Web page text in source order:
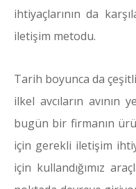
ihtiyaçlarının da
iletişim metodu.
Tarih boyunca da
ilkel avcıların avının
bugün bir firmanın
için gerekli iletişim
için kullandığımız